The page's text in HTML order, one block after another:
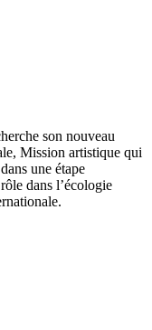
son nouveau
Mission artistique qui
une étape
dans l’écologie